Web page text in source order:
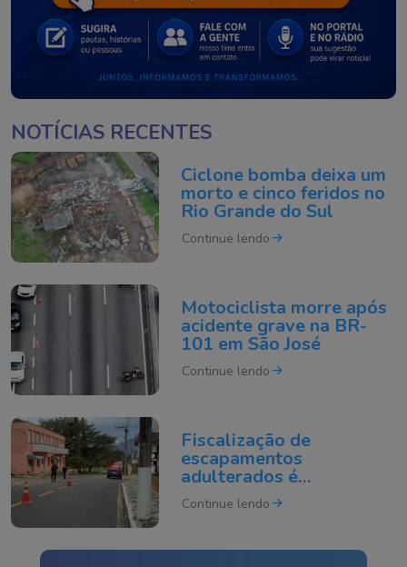
NOTÍCIAS RECENTES
Ciclone bomba deixa um
morto e cinco feridos no
Rio Grande do Sul
Continue lendo
Motociclista morre após
acidente grave na BR-
101 em São José
Continue lendo
Fiscalização de
escapamentos
adulterados é
intensificada em Tubarão
Continue lendo